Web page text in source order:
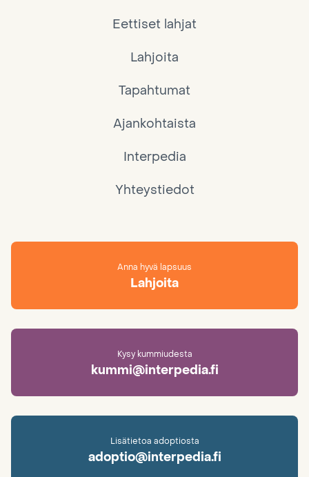
Eettiset lahjat
Lahjoita
Tapahtumat
Ajankohtaista
Interpedia
Yhteystiedot
Anna hyvä lapsuus
Lahjoita
Kysy kummiudesta
kummi@interpedia.fi
Lisätietoa adoptiosta
adoptio@interpedia.fi